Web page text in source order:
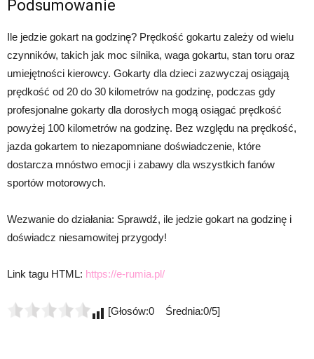
Podsumowanie
Ile jedzie gokart na godzinę? Prędkość gokartu zależy od wielu
czynników, takich jak moc silnika, waga gokartu, stan toru oraz
umiejętności kierowcy. Gokarty dla dzieci zazwyczaj osiągają
prędkość od 20 do 30 kilometrów na godzinę, podczas gdy
profesjonalne gokarty dla dorosłych mogą osiągać prędkość
powyżej 100 kilometrów na godzinę. Bez względu na prędkość,
jazda gokartem to niezapomniane doświadczenie, które
dostarcza mnóstwo emocji i zabawy dla wszystkich fanów
sportów motorowych.
Wezwanie do działania: Sprawdź, ile jedzie gokart na godzinę i
doświadcz niesamowitej przygody!
Link tagu HTML: https://e-rumia.pl/
[Głosów:0 Średnia:0/5]